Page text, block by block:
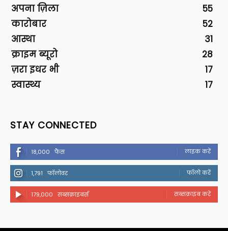
अपना ज़िला
55
कारोबार
52
आस्था
31
क्राइम ब्यूरो
28
ज़रा इधर भी
17
स्वास्थ्य
17
STAY CONNECTED
18,000 फैंस लाइक करें
1,791 फॉलोवर फॉलो करें
179,000 सब्सक्राइबर्स सब्सक्राइब करें